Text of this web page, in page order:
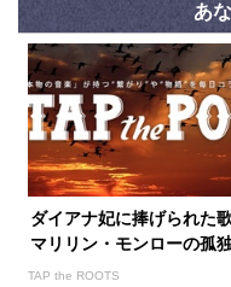
あ
ダイアナ妃に捧げられた
マリリン・モンローの孤
TAP the ROOTS